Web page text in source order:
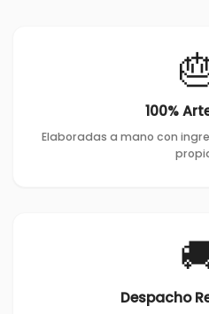
100%
Elaboradas a mano con
Despacho